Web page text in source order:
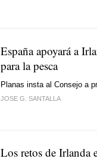
España apoyará a
para la pesca
Planas insta al Consejo a
JOSE G. SANTALLA
Los retos de Irlanda